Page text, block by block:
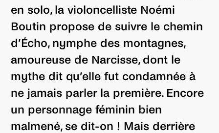
en solo, la violoncelliste Noémi
Boutin propose de suivre le chemin
d’Écho, nymphe des montagnes,
amoureuse de Narcisse, dont le
mythe dit qu’elle fut condamnée à
ne jamais parler la première. Encore
un personnage féminin bien
malmené, se dit-on ! Mais derrière